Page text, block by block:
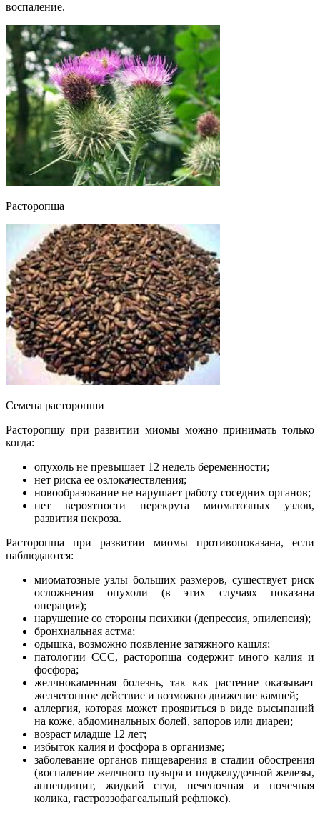
воспаление.
Расторопша
Семена расторопши
Расторопшу при развитии миомы можно принимать только
когда:
опухоль не превышает 12 недель беременности;
нет риска ее озлокачествления;
новообразование не нарушает работу соседних органов;
нет вероятности перекрута миоматозных узлов,
развития некроза.
Расторопша при развитии миомы противопоказана, если
наблюдаются:
миоматозные узлы больших размеров, существует риск
осложнения опухоли (в этих случаях показана
операция);
нарушение со стороны психики (депрессия, эпилепсия);
бронхиальная астма;
одышка, возможно появление затяжного кашля;
патологии ССС, расторопша содержит много калия и
фосфора;
желчнокаменная болезнь, так как растение оказывает
желчегонное действие и возможно движение камней;
аллергия, которая может проявиться в виде высыпаний
на коже, абдоминальных болей, запоров или диареи;
возраст младше 12 лет;
избыток калия и фосфора в организме;
заболевание органов пищеварения в стадии обострения
(воспаление желчного пузыря и поджелудочной железы,
аппендицит, жидкий стул, печеночная и почечная
колика, гастроэзофагеальный рефлюкс).